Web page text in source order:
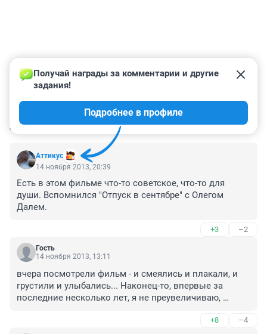
КОММЕНТАРИИ 65
Аттикус
Получай награды за комментарии и другие
задания!
Подробнее в профиле
14 ноября 2013, 20:39
Есть в этом фильме что-то советское, что-то для
души. Вспомнился "Отпуск в сентябре" с Олегом
Далем.
+3 –2
Гость
14 ноября 2013, 13:11
вчера посмотрели фильм - и смеялись и плакали, и
грустили и улыбались... Наконец-то, впервые за
последние несколько лет, я не преувеличиваю,
+8 –4